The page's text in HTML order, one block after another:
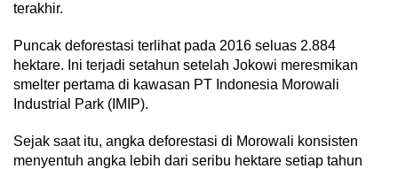
terakhir.
Puncak deforestasi terlihat pada 2016 seluas 2.884
hektare. Ini terjadi setahun setelah Jokowi meresmikan
smelter pertama di kawasan PT Indonesia Morowali
Industrial Park (IMIP).
Sejak saat itu, angka deforestasi di Morowali konsisten
menyentuh angka lebih dari seribu hektare setiap tahun